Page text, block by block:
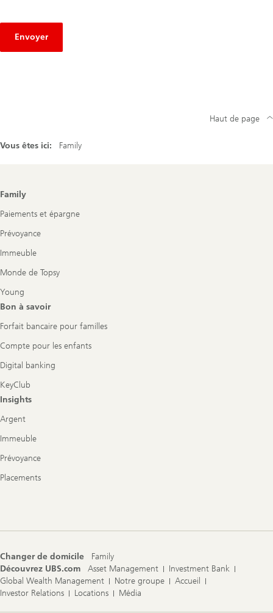
Envoyer
Vous êtes ici: Family
Haut de page
Footer
Navigation
Family
Paiements et épargne
Prévoyance
Immeuble
Monde de Topsy
Young
Bon à savoir
Forfait bancaire pour familles
Compte pour les enfants
Digital banking
KeyClub
Insights
Argent
Immeuble
Prévoyance
Placements
Changer de domicile
Family
Découvrez UBS.com
Asset Management
Investment Bank
Global Wealth Management
Notre groupe
Accueil
Investor Relations
Locations Média